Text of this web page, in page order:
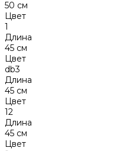
50 см
Цвет
1
Длина
45 см
Цвет
db3
Длина
45 см
Цвет
12
Длина
45 см
Цвет